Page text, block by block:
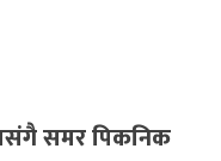
समर पिकनिक